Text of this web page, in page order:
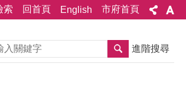
索 回首頁 English 市府首頁
搜尋 進階搜尋